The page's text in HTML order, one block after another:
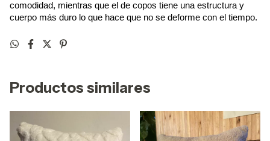
comodidad, mientras que el de copos tiene una estructura y
cuerpo más duro lo que hace que no se deforme con el tiempo.
Productos similares